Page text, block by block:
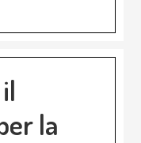
la